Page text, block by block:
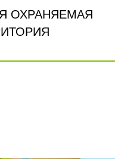
ОХРАНЯЕМАЯ